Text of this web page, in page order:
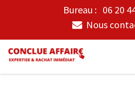
Bureau : 06 20
Nous